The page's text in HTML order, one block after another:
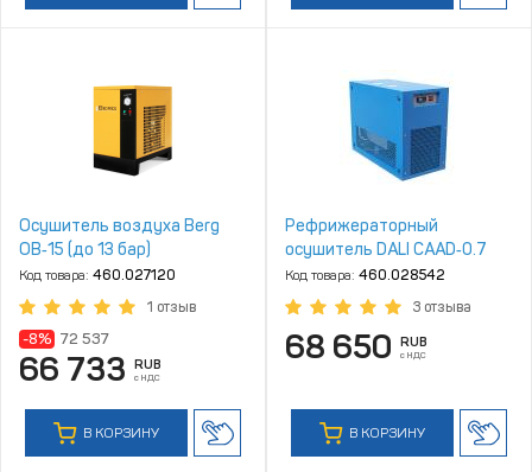
Осушитель воздуха Berg
ОВ‑15 (до 13 бар)
Код товара: 460.027120
1 отзыв
-8% 72 537
66 733 RUB
с НДС
В КОРЗИНУ
Рефрижераторный
осушитель DALI CAAD‑0.7
Код товара: 460.028542
3 отзыва
68 650 RUB
с НДС
В КОРЗИНУ